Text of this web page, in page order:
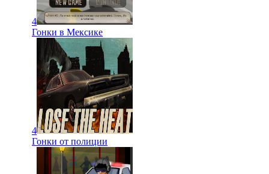
4
Гонки в Мексике
4
Гонки от полиции